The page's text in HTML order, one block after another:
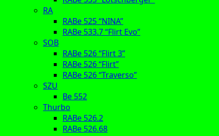
RA
RABe 525 “NINA”
RABe 533.7 “Flirt Evo”
SOB
RABe 526 “Flirt 3”
RABe 526 “Flirt”
RABe 526 “Traverso”
SZU
Be 552
Thurbo
RABe 526.2
RABe 526.68